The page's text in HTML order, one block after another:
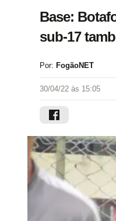
Base:
sub-17
Por: FogãoNET
30/04/22 às 15:05